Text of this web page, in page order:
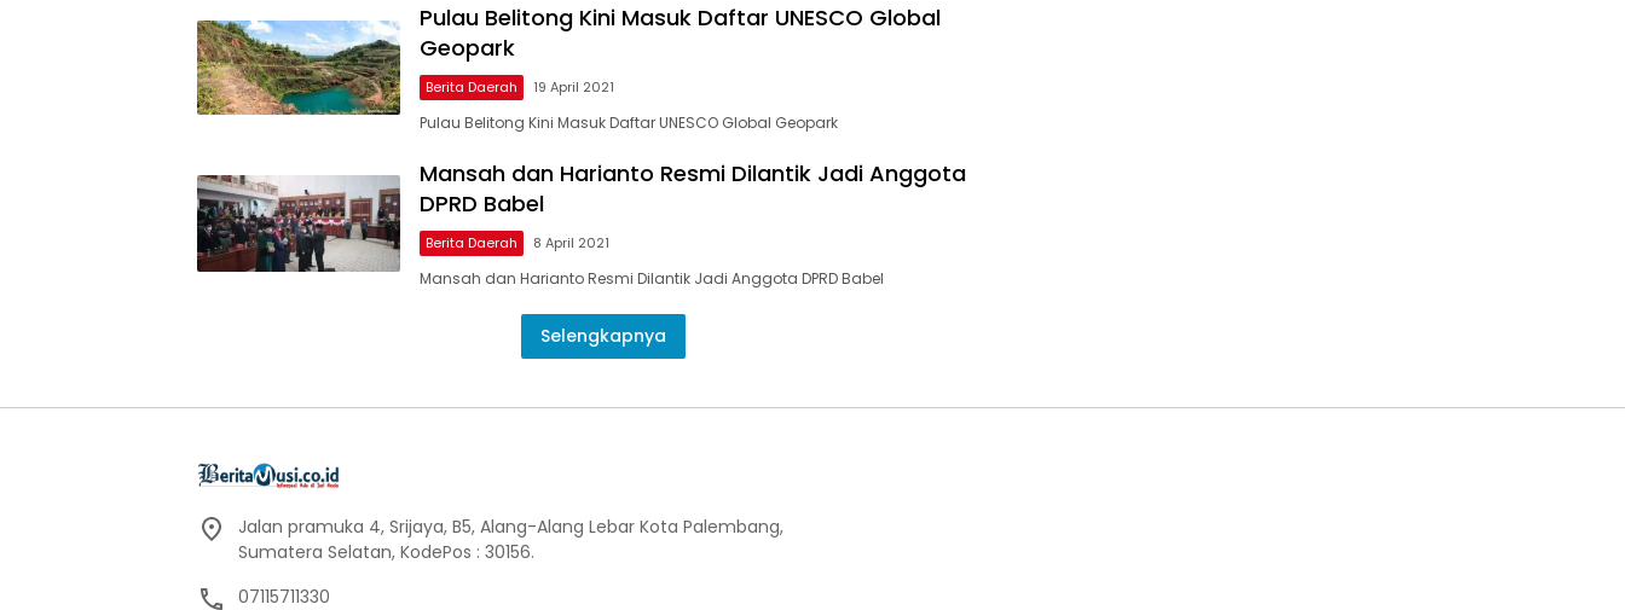
Pulau Belitong Kini Masuk Daftar UNESCO Global
Geopark
Berita Daerah 19 April 2021
Pulau Belitong Kini Masuk Daftar UNESCO Global Geopark
Mansah dan Harianto Resmi Dilantik Jadi Anggota
DPRD Babel
Berita Daerah 8 April 2021
Mansah dan Harianto Resmi Dilantik Jadi Anggota DPRD Babel
Selengkapnya
Jalan pramuka 4, Srijaya, B5, Alang-Alang Lebar Kota Palembang,
Sumatera Selatan, KodePos : 30156.
07115711330